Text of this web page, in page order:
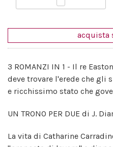
acquista
3 ROMANZI IN 1 - Il re
deve trovare l'erede che gli
e ricchissimo stato che
UN TRONO PER DUE di J.
La vita di Catharine